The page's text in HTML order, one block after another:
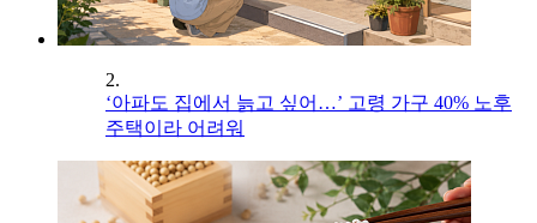
2.
‘아파도 집에서 늙고 싶어…’ 고령 가구 40% 노후
주택이라 어려워